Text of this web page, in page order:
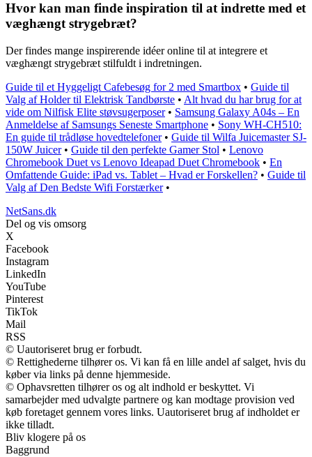
Hvor kan man finde inspiration til at indrette med et
væghængt strygebræt?
Der findes mange inspirerende idéer online til at integrere et
væghængt strygebræt stilfuldt i indretningen.
Guide til et Hyggeligt Cafebesøg for 2 med Smartbox • Guide til
Valg af Holder til Elektrisk Tandbørste • Alt hvad du har brug for at
vide om Nilfisk Elite støvsugerposer• Samsung Galaxy A04s – En
Anmeldelse af Samsungs Seneste Smartphone • Sony WH-CH510:
En guide til trådløse hovedtelefoner• Guide til Wilfa Juicemaster SJ-
150W Juicer• Guide til den perfekte Gamer Stol • Lenovo
Chromebook Duet vs Lenovo Ideapad Duet Chromebook • En
Omfattende Guide: iPad vs. Tablet – Hvad er Forskellen? • Guide til
Valg af Den Bedste Wifi Forstærker•
NetSans.dk
Del og vis omsorg
X
Facebook
Instagram
LinkedIn
YouTube
Pinterest
TikTok
Mail
RSS
© Uautoriseret brug er forbudt.
© Rettighederne tilhører os. Vi kan få en lille andel af salget, hvis du
køber via links på denne hjemmeside.
© Ophavsretten tilhører os og alt indhold er beskyttet. Vi
samarbejder med udvalgte partnere og kan modtage provision ved
køb foretaget gennem vores links. Uautoriseret brug af indholdet er
ikke tilladt.
Bliv klogere på os
Baggrund